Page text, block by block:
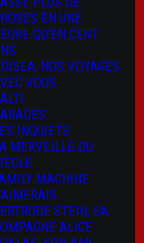
EN UNE
QU’EN CENT
NOS VOYAGES
VOUS
INQUIETS
MERVEILLE DU
MACHINE
STEIN, SA
ALICE